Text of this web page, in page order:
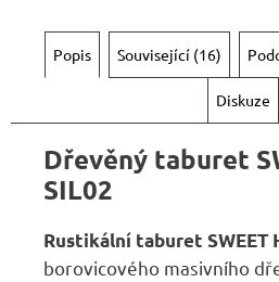
Popis Související (16)
Diskuze
Dřevěný taburet
SIL02
Rustikální taburet SWEET
borovicového masivního